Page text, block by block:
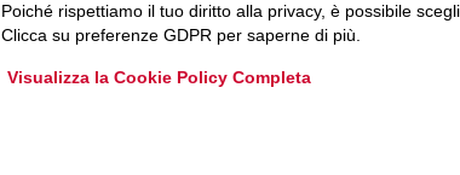
Poiché rispettiamo il tuo diritto alla privacy, è possibile
Clicca su preferenze GDPR per saperne di più.
Visualizza la Cookie Policy Completa